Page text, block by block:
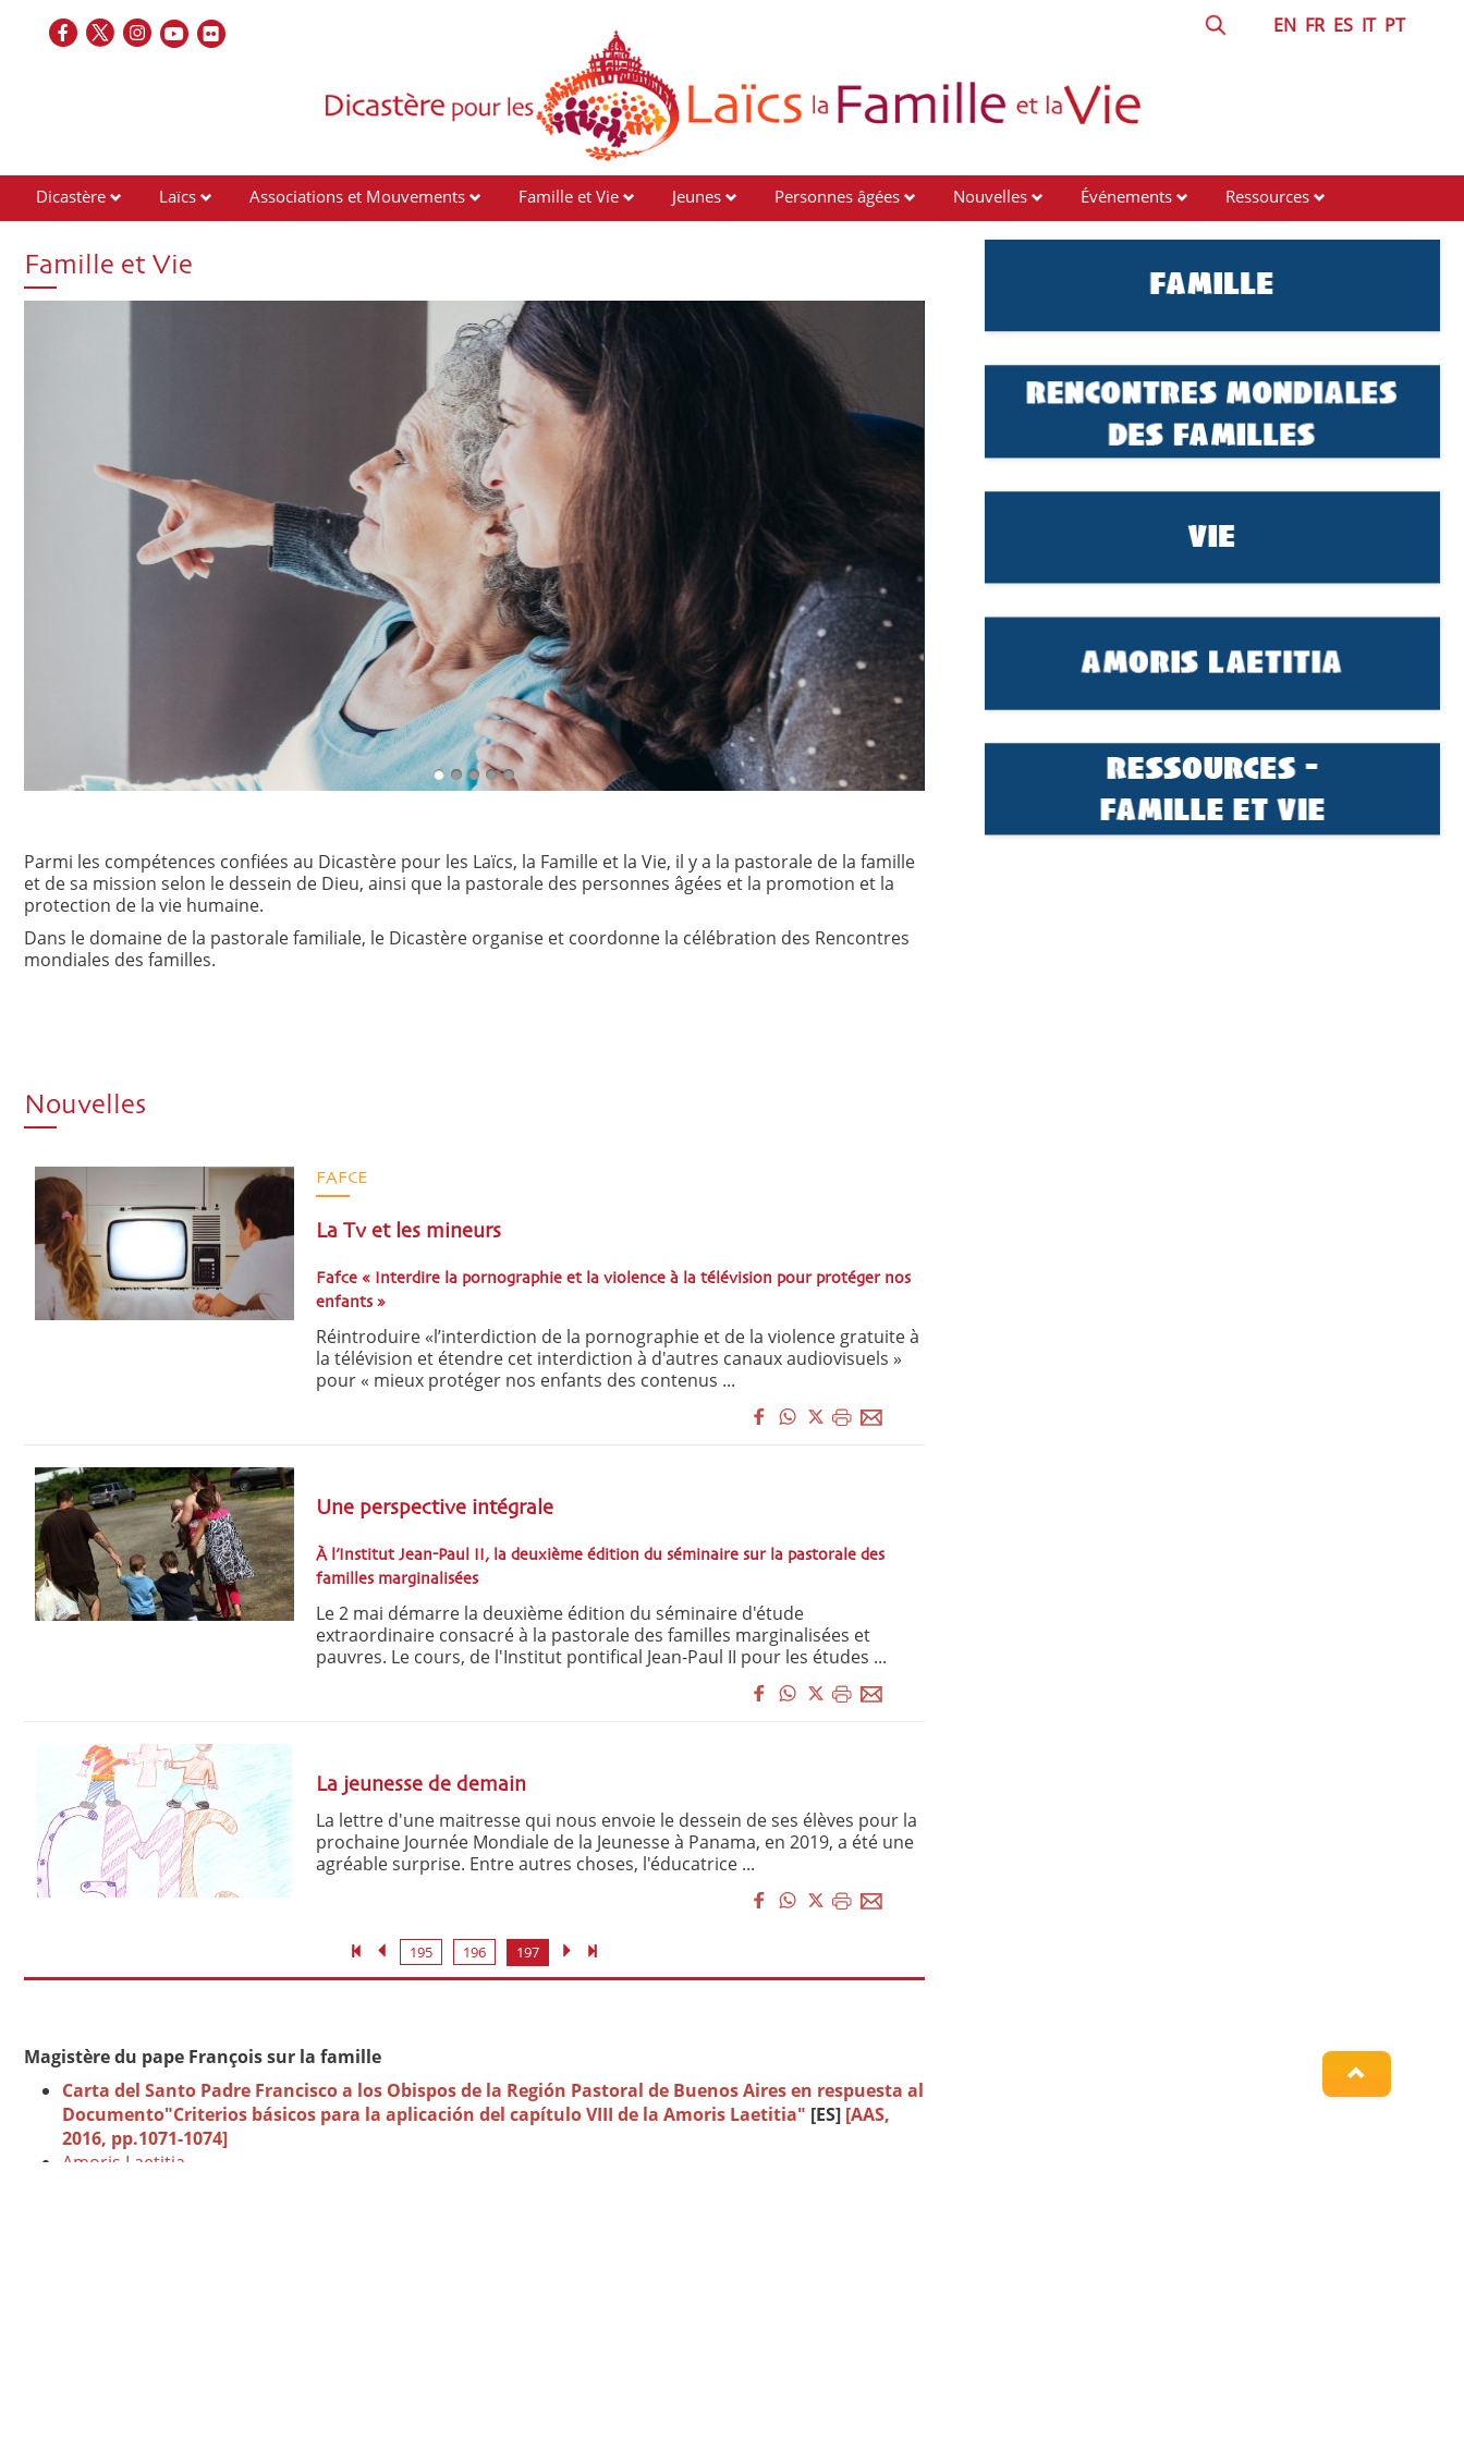
EN FR ES IT PT
Dicastère Laïcs Associations et Mouvements Famille et Vie Jeunes Personnes âgées Nouvelles Événements
Ressources
Famille et Vie
Parmi les compétences confiées au Dicastère pour les Laïcs, la Famille et la Vie, il y a la pastorale de la famille
et de sa mission selon le dessein de Dieu, ainsi que la pastorale des personnes âgées et la promotion et la
protection de la vie humaine.
Dans le domaine de la pastorale familiale, le Dicastère organise et coordonne la célébration des Rencontres
mondiales des familles.
Nouvelles
FAFCE
La Tv et les mineurs
Fafce « Interdire la pornographie et la violence à la télévision pour protéger nos
enfants »
Réintroduire «l’interdiction de la pornographie et de la violence gratuite à
la télévision et étendre cet interdiction à d'autres canaux audiovisuels »
pour « mieux protéger nos enfants des contenus ...
Une perspective intégrale
À l’Institut Jean-Paul II, la deuxième édition du séminaire sur la pastorale des
familles marginalisées
Le 2 mai démarre la deuxième édition du séminaire d'étude
extraordinaire consacré à la pastorale des familles marginalisées et
pauvres. Le cours, de l'Institut pontifical Jean-Paul II pour les études ...
La jeunesse de demain
La lettre d'une maitresse qui nous envoie le dessein de ses élèves pour la
prochaine Journée Mondiale de la Jeunesse à Panama, en 2019, a été une
agréable surprise. Entre autres choses, l'éducatrice ...
195 196 197
Magistère du pape François sur la famille
Carta del Santo Padre Francisco a los Obispos de la Región Pastoral de Buenos Aires en respuesta al
Documento"Criterios básicos para la aplicación del capítulo VIII de la Amoris Laetitia" [ES] [AAS,
2016, pp.1071-1074]
Amoris Laetitia